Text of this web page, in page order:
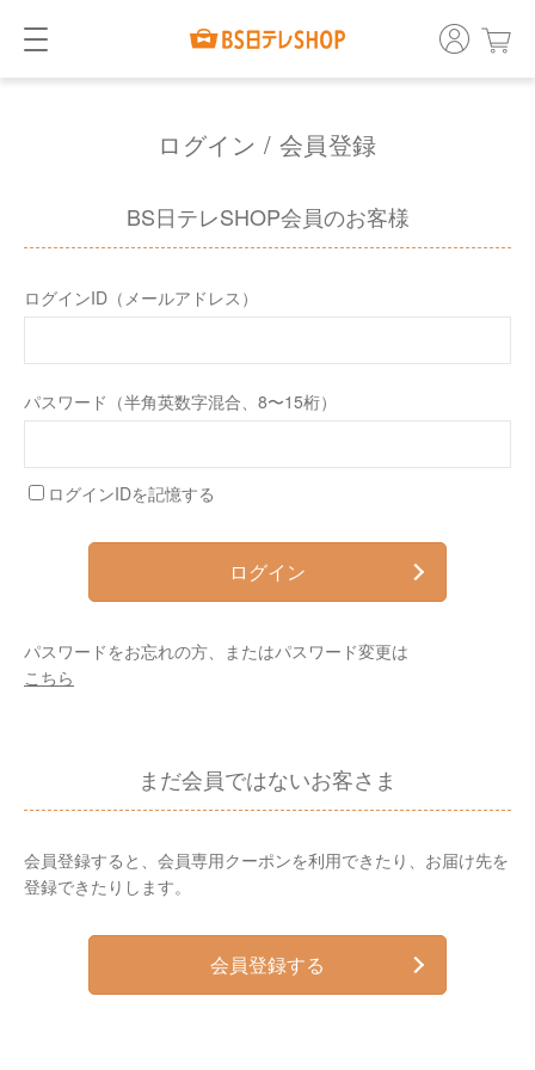
ログイン / 会員登録
BS日テレSHOP会員のお客様
ログインID（メールアドレス）
パスワード（半角英数字混合、8〜15桁）
ログインIDを記憶する
ログイン
パスワードをお忘れの方、またはパスワード変更は
こちら
まだ会員ではないお客さま
会員登録すると、会員専用クーポンを利用できたり、お届け先を
登録できたりします。
会員登録する